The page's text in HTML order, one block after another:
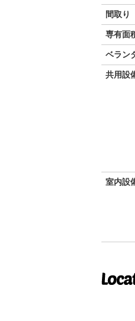
間取り
専有面
ベラン
共用設
室内設